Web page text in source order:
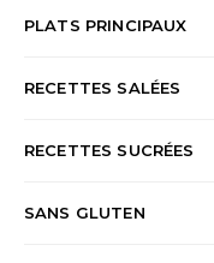
PLATS PRINCIPAUX
RECETTES SALÉES
RECETTES SUCRÉES
SANS GLUTEN